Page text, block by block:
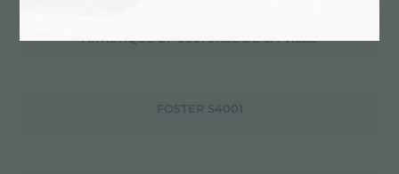
ARTISTIQUE ET CULTUREL DE SA VILLE
FOSTER S4001